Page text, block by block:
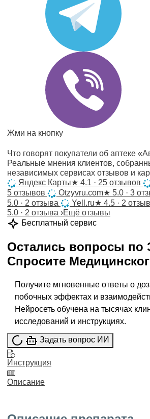
Жми на кнопку
Что говорят покупатели об аптеке
Реальные мнения клиентов,
независимых сервисах отзывов и
Яндекс Карты★ 4.1 · 25 отзывов
5 отзывов
Otzyvru.com★ 5.0 · 3
5.0 · 2 отзыва
Yell.ru★ 4.5 · 2
5.0 · 2 отзыва ›Ещё отзывы
Бесплатный сервис
Остались вопросы по
Спросите
Получите мгновенные ответы о
побочных эффектах и
Нейросеть обучена на тысячах
исследований и инструкциях.
Задать вопрос ИИ
Инструкция
Описание